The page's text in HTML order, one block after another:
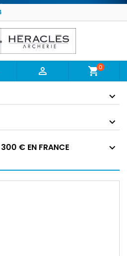
 shopping_cart0
300 € EN FRANCE